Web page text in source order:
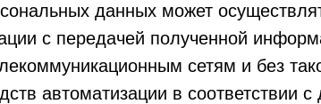
данных может
с передачей полученной
сетям и без
автоматизации в соответствии